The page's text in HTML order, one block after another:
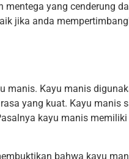
yang cenderung
jika anda
manis. Kayu manis
yang kuat. Kayu manis
kayu manis
bahwa kayu